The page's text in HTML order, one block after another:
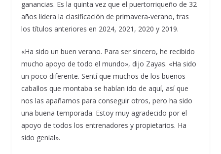
ganancias. Es la quinta vez que el puertorriqueño de 32
años lidera la clasificación de primavera-verano, tras
los títulos anteriores en 2024, 2021, 2020 y 2019.
«Ha sido un buen verano. Para ser sincero, he recibido
mucho apoyo de todo el mundo», dijo Zayas. «Ha sido
un poco diferente. Sentí que muchos de los buenos
caballos que montaba se habían ido de aquí, así que
nos las apañamos para conseguir otros, pero ha sido
una buena temporada. Estoy muy agradecido por el
apoyo de todos los entrenadores y propietarios. Ha
sido genial».